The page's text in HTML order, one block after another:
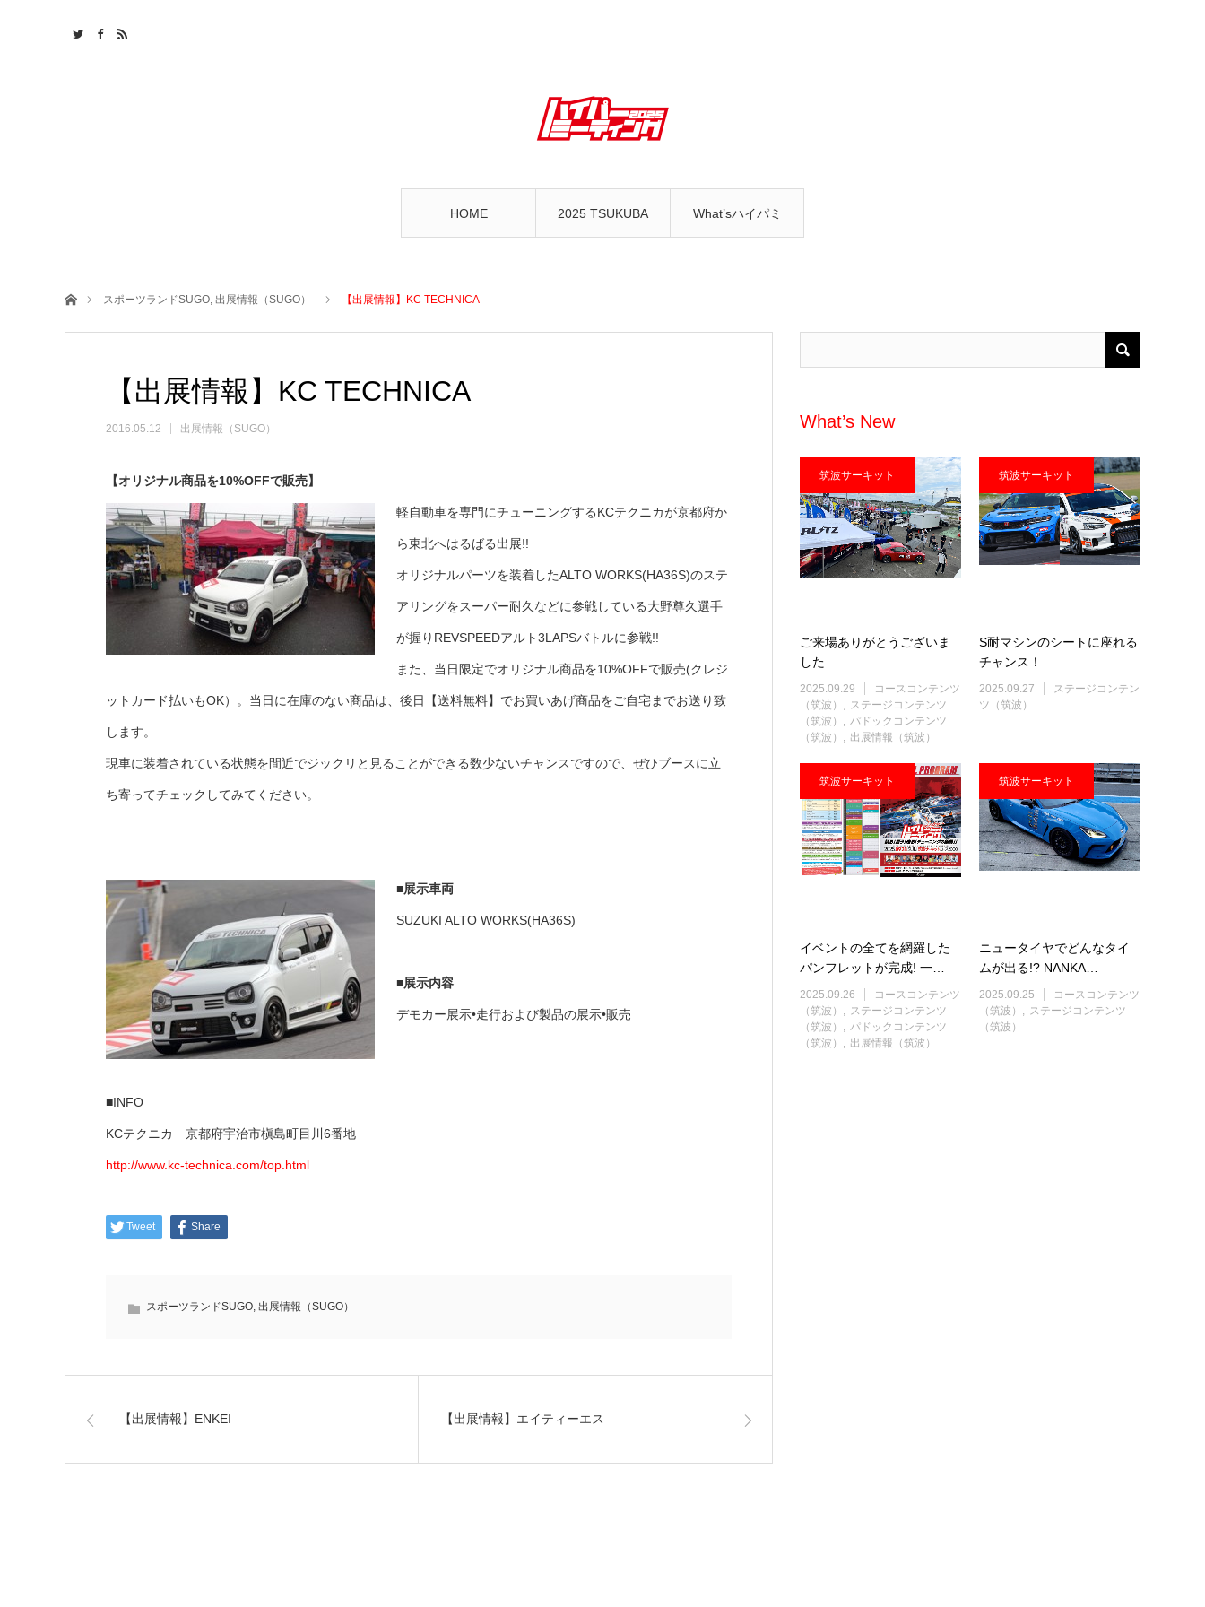
HOME 2025 TSUKUBA What’sハイパミ
ホームスポーツランドSUGO, 出展情報（SUGO） 【出展情報】KC TECHNICA
【出展情報】KC TECHNICA
2016.05.12 出展情報（SUGO）
【オリジナル商品を10%OFFで販売】
軽自動車を専門にチューニングするKCテクニカが京都府か
ら東北へはるばる出展!!
オリジナルパーツを装着したALTO WORKS(HA36S)のステ
アリングをスーパー耐久などに参戦している大野尊久選手
が握りREVSPEEDアルト3LAPSバトルに参戦!!
また、当日限定でオリジナル商品を10%OFFで販売(クレジ
ットカード払いもOK）。当日に在庫のない商品は、後日【送料無料】でお買いあげ商品をご自宅までお送り致
します。
現車に装着されている状態を間近でジックリと見ることができる数少ないチャンスですので、ぜひブースに立
ち寄ってチェックしてみてください。
■展示車両
SUZUKI ALTO WORKS(HA36S)
■展示内容
デモカー展示•走行および製品の展示•販売
■INFO
KCテクニカ 京都府宇治市槇島町目川6番地
http://www.kc-technica.com/top.html
Tweet Share
スポーツランドSUGO, 出展情報（SUGO）
【出展情報】ENKEI 【出展情報】エイティーエス
What’s New
筑波サーキット
ご来場ありがとうございま
した
2025.09.29
コースコンテンツ
（筑波）
ステージコンテンツ
（筑波）
パドックコンテンツ
（筑波）
出展情報（筑波）
筑波サーキット
S耐マシンのシートに座れる
チャンス！
2025.09.27
ステージコンテン
ツ（筑波）
筑波サーキット
イベントの全てを網羅した
パンフレットが完成! 一…
2025.09.26
コースコンテンツ
（筑波）
ステージコンテンツ
（筑波）
パドックコンテンツ
（筑波）
出展情報（筑波）
筑波サーキット
ニュータイヤでどんなタイ
ムが出る!? NANKA…
2025.09.25
コースコンテンツ
（筑波）
ステージコンテンツ
（筑波）